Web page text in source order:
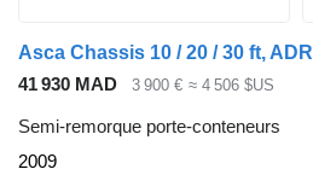
Asca Chassis 10 / 20 / 30 ft, ADR
41 930 MAD
3 900 € ≈ 4 506 $US
Semi-remorque porte-conteneurs
2009